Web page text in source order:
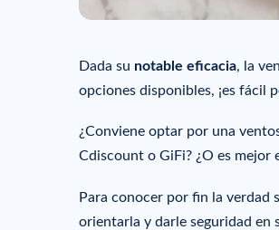
Dada su notable eficacia, la
opciones disponibles, ¡es fácil
¿Conviene optar por una
Cdiscount o GiFi? ¿O es mejor
Para conocer por fin la verdad
orientarla y darle seguridad en